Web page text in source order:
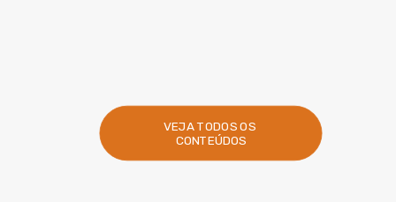
VEJA TODOS OS
CONTEÚDOS